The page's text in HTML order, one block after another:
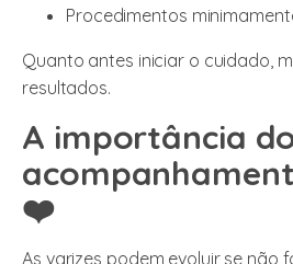
Procedimentos
Quanto antes iniciar o cuidado,
resultados.
A importância
❤️
As varizes podem evoluir se não